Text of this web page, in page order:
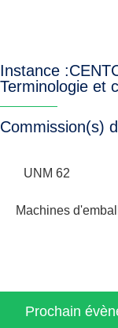
Instance :CEN
Terminologie et
Commission(s)
UNM 62
Machines
Prochain